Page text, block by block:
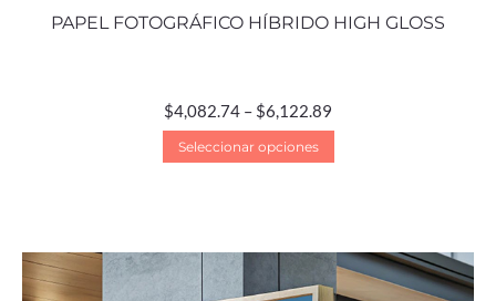
PAPEL FOTOGRÁFICO HÍBRIDO HIGH GLOSS
$4,082.74 – $6,122.89
Seleccionar opciones